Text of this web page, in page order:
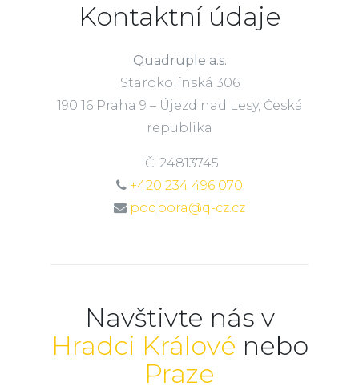
Kontaktní údaje
Quadruple a.s.
Starokolínská 306
190 16 Praha 9 – Újezd nad Lesy, Česká
republika
IČ: 24813745
+420 234 496 070
podpora@q-cz.cz
Navštivte nás v
Hradci Králové nebo
Praze